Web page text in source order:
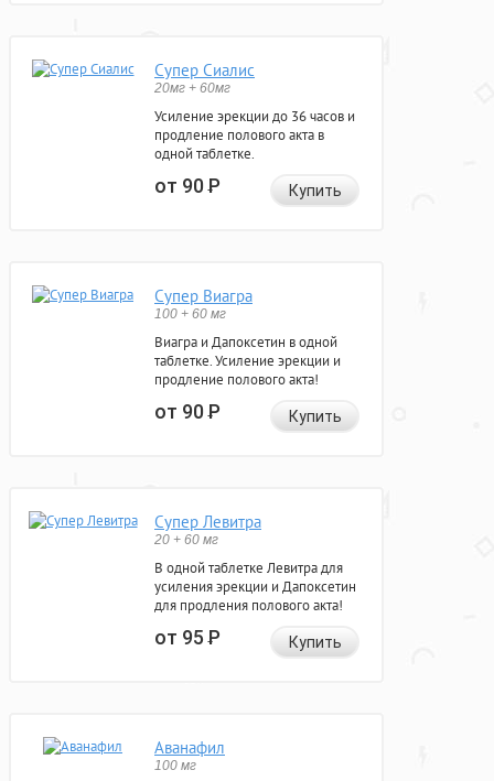
Супер Сиалис
20мг + 60мг
Усиление эрекции до 36 часов и
продление полового акта в
одной таблетке.
от 90Р Купить
Супер Виагра
100 + 60 мг
Виагра и Дапоксетин в одной
таблетке. Усиление эрекции и
продление полового акта!
от 90Р Купить
Супер Левитра
20 + 60 мг
В одной таблетке Левитра для
усиления эрекции и Дапоксетин
для продления полового акта!
от 95Р Купить
Аванафил
100 мг